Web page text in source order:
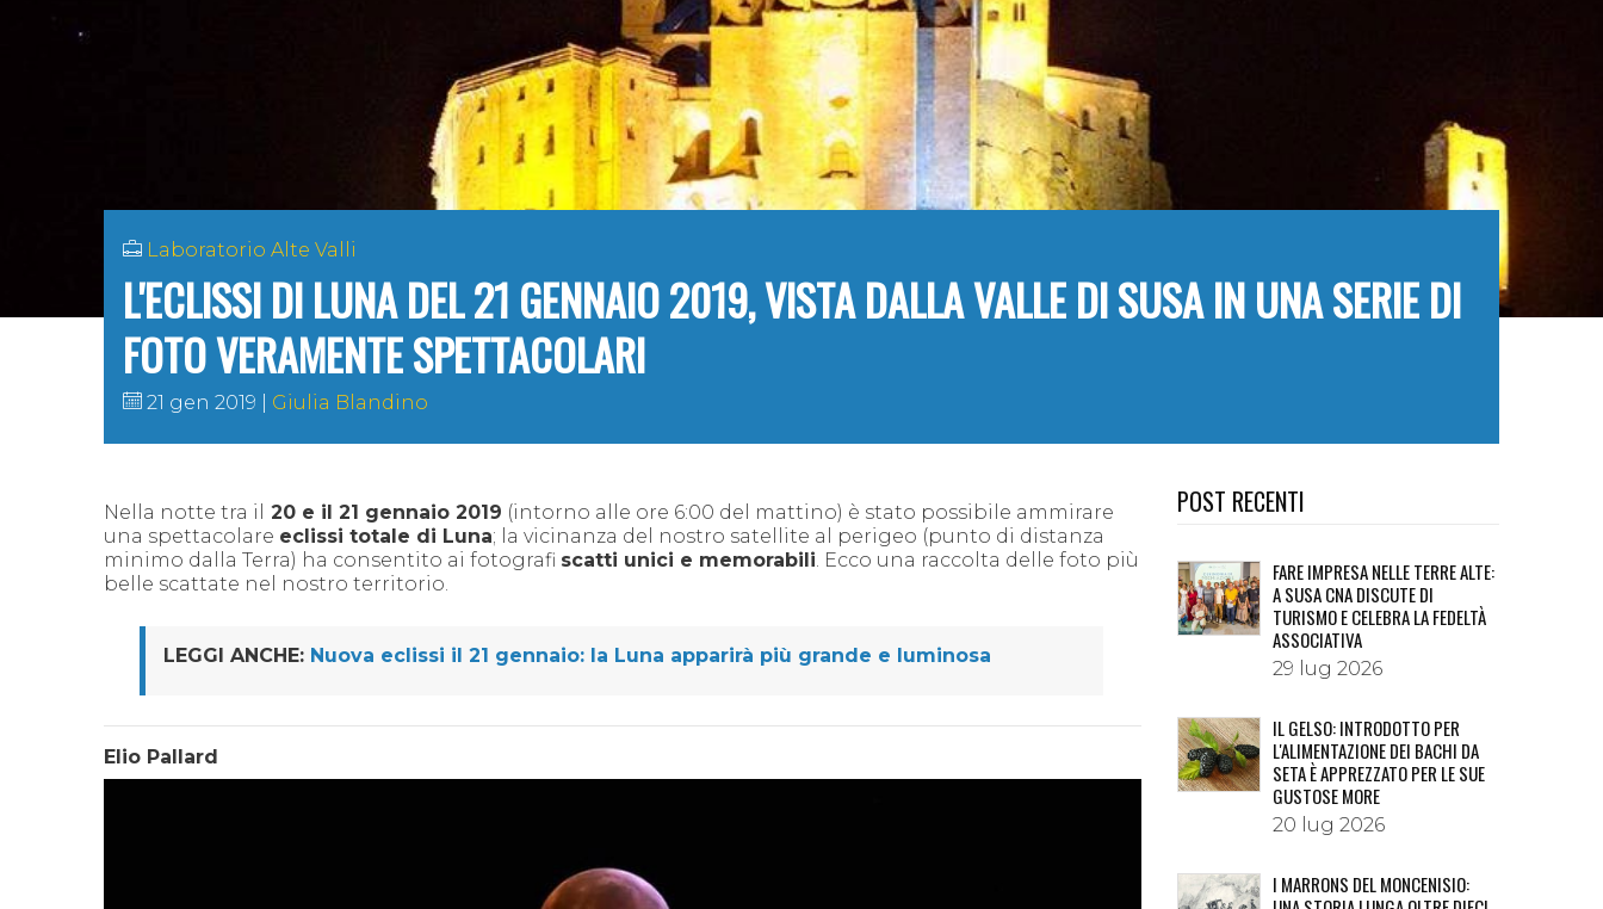
Laboratorio Alte Valli
L'ECLISSI DI LUNA DEL 21 GENNAIO 2019, VISTA DALLA VALLE DI SUSA IN UNA SERIE DI
FOTO VERAMENTE SPETTACOLARI
21 gen 2019 Giulia Blandino
Nella notte tra il 20 e il 21 gennaio 2019 (intorno alle ore 6:00 del mattino) è stato possibile ammirare
una spettacolare eclissi totale di Luna; la vicinanza del nostro satellite al perigeo (punto di distanza
minimo dalla Terra) ha consentito ai fotografi scatti unici e memorabili. Ecco una raccolta delle foto più
belle scattate nel nostro territorio.
LEGGI ANCHE: Nuova eclissi il 21 gennaio: la Luna apparirà più grande e luminosa
Elio Pallard
POST RECENTI
FARE IMPRESA NELLE TERRE ALTE:
A SUSA CNA DISCUTE DI
TURISMO E CELEBRA LA FEDELTÀ
ASSOCIATIVA
29 lug 2026
IL GELSO: INTRODOTTO PER
L'ALIMENTAZIONE DEI BACHI DA
SETA È APPREZZATO PER LE SUE
GUSTOSE MORE
20 lug 2026
I MARRONS DEL MONCENISIO: